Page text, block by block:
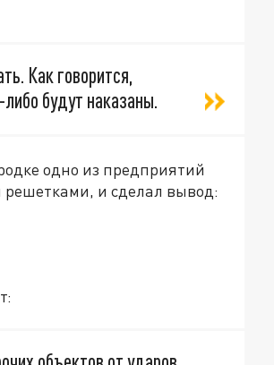
Как говорится,
будут наказаны.
одно из предприятий
и сделал вывод: